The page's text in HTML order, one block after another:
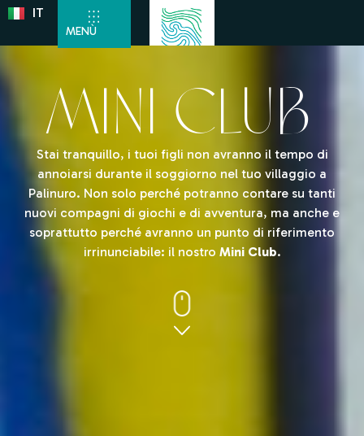
IT
DE
MENÙ
MINI CLUB
Stai tranquillo, i tuoi figli non avranno il tempo di
annoiarsi durante il soggiorno nel tuo villaggio a
Palinuro. Non solo perché potranno contare su tanti
nuovi compagni di giochi e di avventura, ma anche e
soprattutto perché avranno un punto di riferimento
irrinunciabile: il nostro Mini Club.